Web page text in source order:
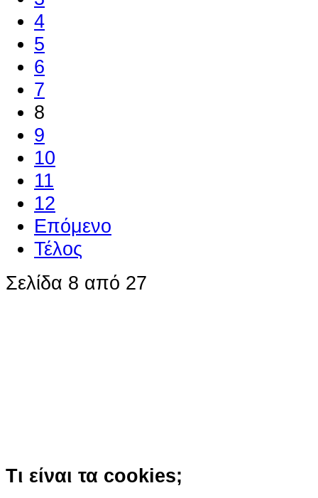
4
5
6
7
8
9
10
11
12
Επόμενο
Τέλος
Σελίδα 8 από 27
Τι είναι τα cookies;